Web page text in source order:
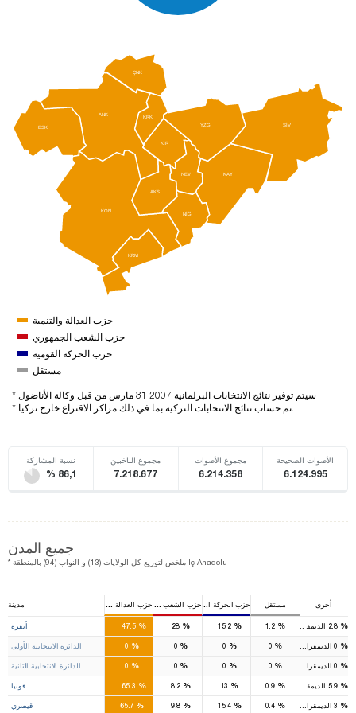
ANK
ÇNK
ESK
KAY
KIR
KON
NEV
NİĞ
SİV
YZG
AKS
KRM
KRK
حزب العدالة والتنمية
حزب الشعب الجمهوري
حزب الحركة القومية
مستقل
* سيتم توفير نتائج الانتخابات البرلمانية 2007 31 مارس من قبل وكالة الأناضول
* تم حساب نتائج الانتخابات التركية بما في ذلك مراكز الاقتراع خارج تركيا.
نسبة المشاركة
% 86,1
مجموع الناخبين
7.218.677
مجموع الأصوات
6.214.358
الأصوات الصحيحة
6.124.995
جميع المدن
* ملخص لتوزيع كل الولايات (13) و النواب (94) بالمنطقة Iç Anadolu
مدينة حزب العدالة والتنميةحزب الشعب الجمهوريحزب الحركة القومية مستقل أخرى
أنقرة %
47.5
16
%
28
9
%
4
% % الديمقراطي
الدائرة الانتخابية الأولى % % % % % الديمقراطي
الدائرة الانتخابية الثانية % % % % % الديمقراطي
قونيا % % % % % الديمقراطي
قيصري % % % % % الديمقراطي